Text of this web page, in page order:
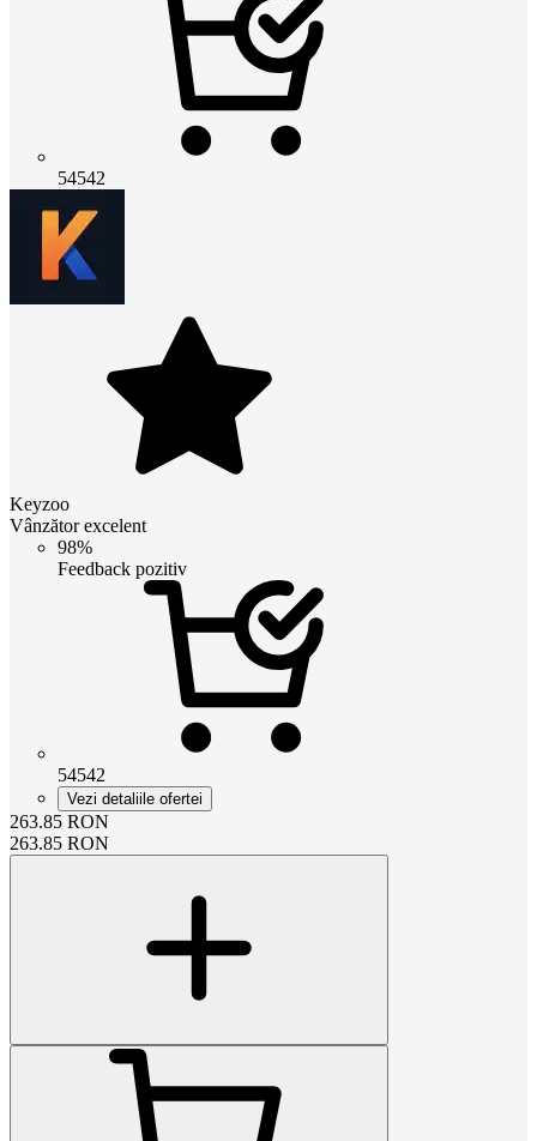
54542
Keyzoo
Vânzător excelent
98%
Feedback pozitiv
54542
Vezi detaliile ofertei
263.85 RON
263.85 RON